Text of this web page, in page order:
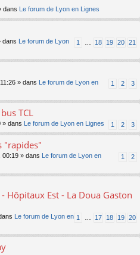
dans Le forum de Lyon en Lignes
1 18 19 20 21
dans
Le forum de Lyon
1 2 3
» dans
Le forum de Lyon en
TCL
1 2 3
» dans Le forum de Lyon en Lignes
"rapides"
1 2
00:19 » dans
Le forum de Lyon en
Hôpitaux Est - La Doua Gaston
1 17 18 19 20
Le forum de Lyon en